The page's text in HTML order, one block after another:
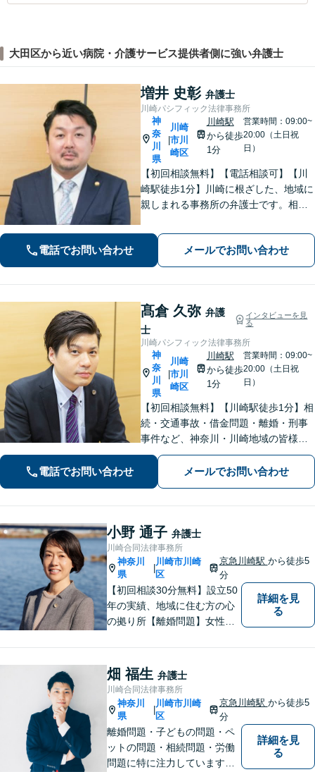
大田区から近い病院・介護サービス提供者側に強い弁護士
増井 史彰 弁護士
川崎パシフィック法律事務所
神
奈
川
県
|
川崎
市川
崎区
川崎駅
から徒歩
1分
営業時間：09:00~
20:00（土日祝
日）
【初回相談無料】【電話相談可】【川
崎駅徒歩1分】川崎に根ざした、地域に
親しまれる事務所の弁護士です。相
って対応致します。クチコミ・リピー
ターの方多数。お気軽にご相談くださ
い。
電話でお問い合わせ メールでお問い合わせ
髙倉 久弥 弁護
士
インタビューを見
る
川崎パシフィック法律事務所
神
奈
川
県
|
川崎
市川
崎区
川崎駅
から徒歩
1分
営業時間：09:00~
20:00（土日祝
日）
【初回相談無料】【川崎駅徒歩1分】相
続・交通事故・借金問題・離婚・刑事
事件など、神奈川・川崎地域の皆様の
法律問題を解決すべく、親身になって
取り組みます。クチコミ・リピーター
の方も多数。お気軽にお問い合わせ下
電話でお問い合わせ メールでお問い合わせ
小野 通子 弁護士
川崎合同法律事務所
神奈川
県
川崎市川崎
区
京急川崎駅 から徒歩5
分
【初回相談30分無料】設立50
年の実績、地域に住む方の心
の拠り所【離婚問題】女性弁
以上の経験値に基づくアドバ
イスを【労働問題】労働者側
に特化 精神的なケアも視野
に入れて、真摯に対応します
【京急川崎駅4分】【休日面談
OK】
詳細を見
る
畑 福生 弁護士
川崎合同法律事務所
神奈川
県
川崎市川崎
区
京急川崎駅 から徒歩5
分
離婚問題・子どもの問題・ペ
ットの問題・相続問題・労働
問題に特に注力しています。
詳細を見
る